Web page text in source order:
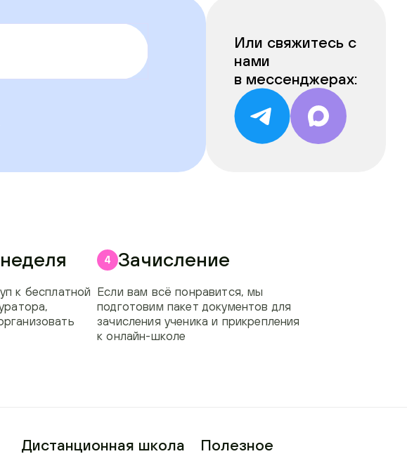
Или свяжитесь с
нами
в мессенджерах:
к бесплатной
4 Зачисление
Если вам всё понравится, мы
подготовим пакет документов для
зачисления ученика и прикрепления
к онлайн-школе
Полезное
Дистанционная школа